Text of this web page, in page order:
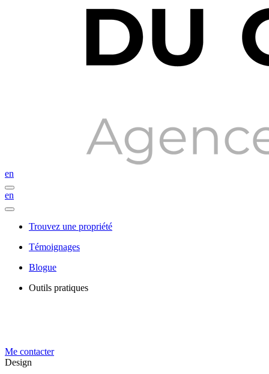
en
en
Trouvez une propriété
Témoignages
Blogue
Outils pratiques
Me contacter
Design